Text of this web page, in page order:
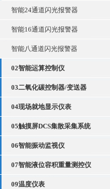
智能24通道闪光报警器
智能16通道闪光报警器
智能八通道闪光报警器
02智能运算控制仪
03二氧化碳控制器/变送器
04现场就地显示仪表
05触摸屏DCS集散采集系统
06智能振动监视仪
07智能液位容积重量测控仪
09温度仪表